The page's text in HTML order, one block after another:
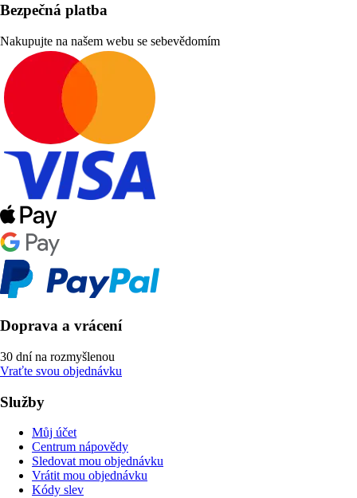
Bezpečná platba
Nakupujte na našem webu se sebevědomím
Doprava a vrácení
30 dní na rozmyšlenou
Vraťte svou objednávku
Služby
Můj účet
Centrum nápovědy
Sledovat mou objednávku
Vrátit mou objednávku
Kódy slev